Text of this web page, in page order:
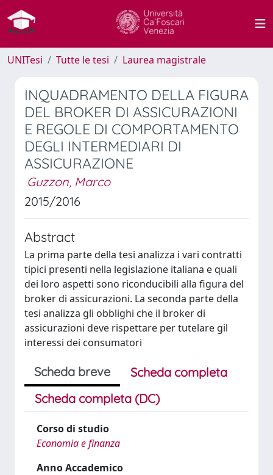
UNITesi Tutte le tesi Laurea magistrale
INQUADRAMENTO DELLA FIGURA
DEL BROKER DI ASSICURAZIONI
E REGOLE DI COMPORTAMENTO
DEGLI INTERMEDIARI DI
ASSICURAZIONE
Guzzon, Marco
2015/2016
Abstract
La prima parte della tesi analizza i vari contratti
tipici presenti nella legislazione italiana e quali
dei loro aspetti sono riconducibili alla figura del
broker di assicurazioni. La seconda parte della
tesi analizza gli obblighi che il broker di
assicurazioni deve rispettare per tutelare gil
interessi dei consumatori
Scheda breve
Scheda completa
Scheda completa (DC)
Corso di studio
Economia e finanza
Anno Accademico